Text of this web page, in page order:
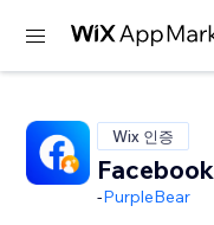
Wix 인증
Facebook
-PurpleBear